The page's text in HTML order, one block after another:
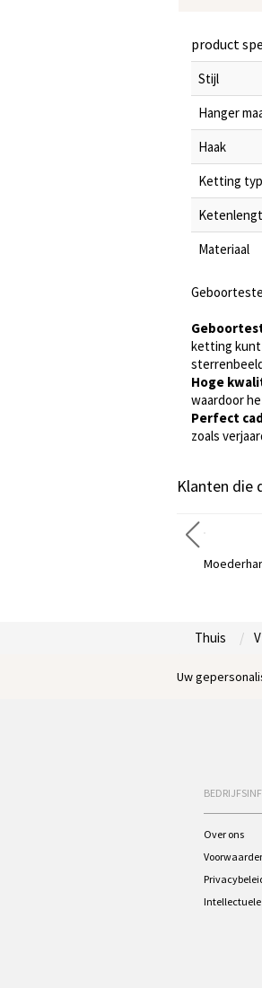
product
Stijl
Hanger
Haak
Ketting
Materiaal
ketting kunt
Hoge
waardoor
Perfect
zoals
Klanten die
Thuis
Uw
Over ons